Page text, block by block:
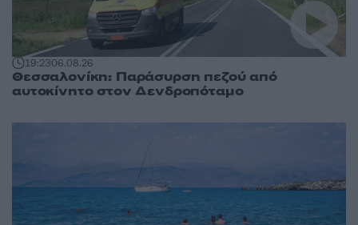
19:2306.08.26
Θεσσαλονίκη: Παράσυρση πεζού από
αυτοκίνητο στον Δενδροπόταμο